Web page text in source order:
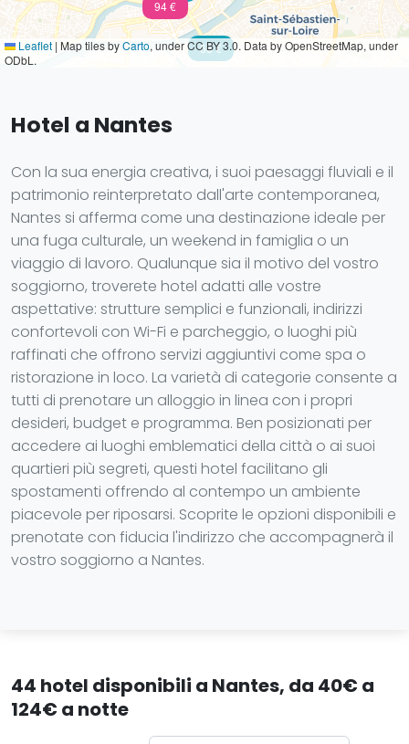
94 €
68 €
Leaflet | Map tiles byCarto, under CC BY 3.0. Data by OpenStreetMap, under
ODbL.
Hotel a Nantes
Con la sua energia creativa, i suoi paesaggi fluviali e il
patrimonio reinterpretato dall'arte contemporanea,
Nantes si afferma come una destinazione ideale per
una fuga culturale, un weekend in famiglia o un
viaggio di lavoro. Qualunque sia il motivo del vostro
soggiorno, troverete hotel adatti alle vostre
aspettative: strutture semplici e funzionali, indirizzi
confortevoli con Wi-Fi e parcheggio, o luoghi più
raffinati che offrono servizi aggiuntivi come spa o
ristorazione in loco. La varietà di categorie consente a
tutti di prenotare un alloggio in linea con i propri
desideri, budget e programma. Ben posizionati per
accedere ai luoghi emblematici della città o ai suoi
quartieri più segreti, questi hotel facilitano gli
spostamenti offrendo al contempo un ambiente
piacevole per riposarsi. Scoprite le opzioni disponibili e
prenotate con fiducia l'indirizzo che accompagnerà il
vostro soggiorno a Nantes.
44 hotel disponibili a Nantes, da 40€ a
124€ a notte